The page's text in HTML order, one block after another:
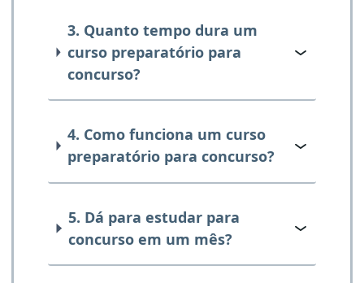
3. Quanto tempo dura um
curso preparatório para
concurso?
4. Como funciona um curso
preparatório para concurso?
5. Dá para estudar para
concurso em um mês?